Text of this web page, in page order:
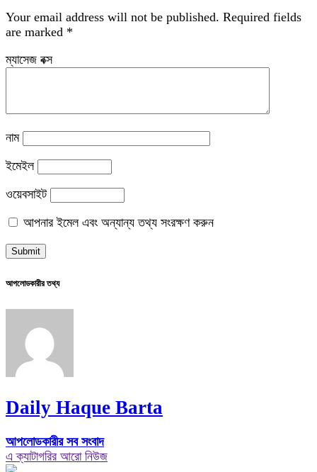
Your email address will not be published. Required fields
are marked *
ম্যাসেজ বক্স
নাম
ইমেইল
ওয়েবসাইট
আপনার ইমেল এবং অন্যান্য তথ্য সংরক্ষণ করুন
আপলোডকারীর তথ্য
Daily Haque Barta
আপলোডকারীর সব সংবাদ
এ ক্যাটাগরির আরো নিউজ